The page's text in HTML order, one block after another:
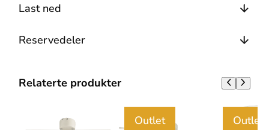
Last ned
Reservedeler
Relaterte produkter
Outlet Outlet